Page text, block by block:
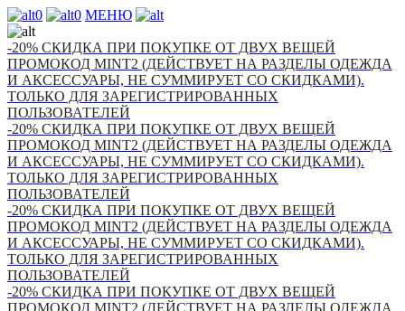
0 0 МЕНЮ
-20% СКИДКА ПРИ ПОКУПКЕ ОТ ДВУХ ВЕЩЕЙ
ПРОМОКОД MINT2 (ДЕЙСТВУЕТ НА РАЗДЕЛЫ ОДЕЖДА
И АКСЕССУАРЫ, НЕ СУММИРУЕТ СО СКИДКАМИ).
ТОЛЬКО ДЛЯ ЗАРЕГИСТРИРОВАННЫХ
ПОЛЬЗОВАТЕЛЕЙ
-20% СКИДКА ПРИ ПОКУПКЕ ОТ ДВУХ ВЕЩЕЙ
ПРОМОКОД MINT2 (ДЕЙСТВУЕТ НА РАЗДЕЛЫ ОДЕЖДА
И АКСЕССУАРЫ, НЕ СУММИРУЕТ СО СКИДКАМИ).
ТОЛЬКО ДЛЯ ЗАРЕГИСТРИРОВАННЫХ
ПОЛЬЗОВАТЕЛЕЙ
-20% СКИДКА ПРИ ПОКУПКЕ ОТ ДВУХ ВЕЩЕЙ
ПРОМОКОД MINT2 (ДЕЙСТВУЕТ НА РАЗДЕЛЫ ОДЕЖДА
И АКСЕССУАРЫ, НЕ СУММИРУЕТ СО СКИДКАМИ).
ТОЛЬКО ДЛЯ ЗАРЕГИСТРИРОВАННЫХ
ПОЛЬЗОВАТЕЛЕЙ
-20% СКИДКА ПРИ ПОКУПКЕ ОТ ДВУХ ВЕЩЕЙ
ПРОМОКОД MINT2 (ДЕЙСТВУЕТ НА РАЗДЕЛЫ ОДЕЖДА